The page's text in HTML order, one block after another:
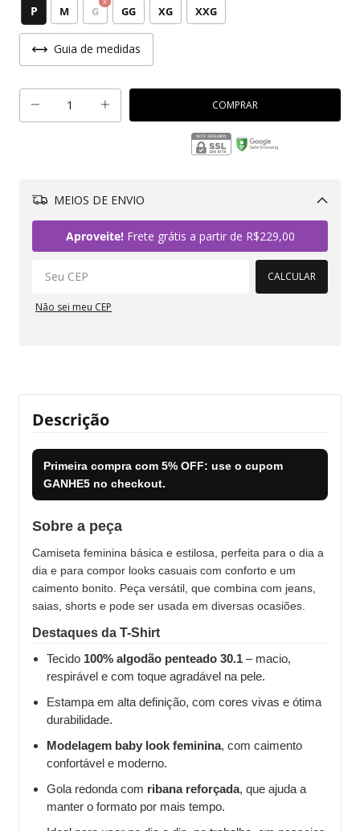
P M G GG XG XXG
Guia de medidas
MEIOS DE ENVIO
Aproveite!Frete grátis a partir de R$229,00
CALCULAR
Não sei meu CEP
Descrição
Primeira compra com 5% OFF: use o cupom
GANHE5 no checkout.
Sobre a peça
Camiseta feminina básica e estilosa, perfeita para o dia a
dia e para compor looks casuais com conforto e um
caimento bonito. Peça versátil, que combina com jeans,
saias, shorts e pode ser usada em diversas ocasiões.
Destaques da T-Shirt
Tecido 100% algodão penteado 30.1 – macio,
respirável e com toque agradável na pele.
Estampa em alta definição, com cores vivas e ótima
durabilidade.
Modelagem baby look feminina, com caimento
confortável e moderno.
Gola redonda com ribana reforçada, que ajuda a
manter o formato por mais tempo.